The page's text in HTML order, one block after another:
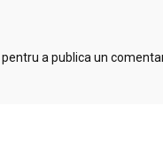
pentru a publica un